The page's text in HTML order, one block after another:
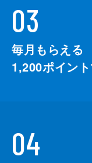
03
毎月もらえる
1,200ポイント
04